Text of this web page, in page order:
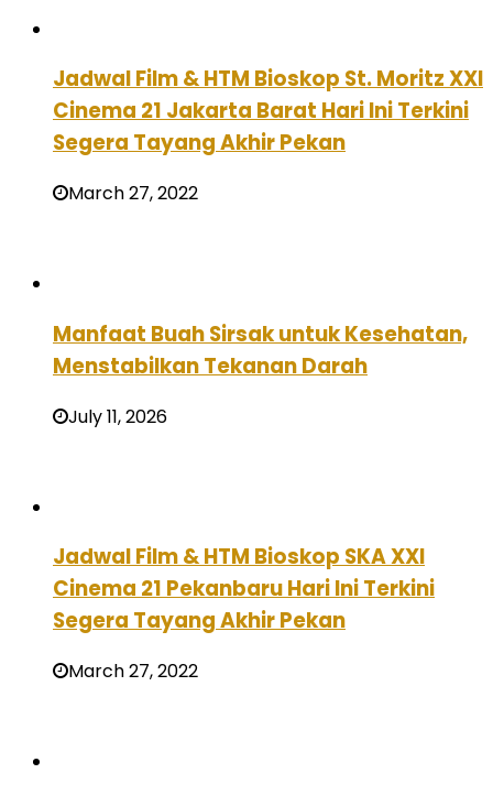
Jadwal Film & HTM Bioskop St. Moritz XXI
Cinema 21 Jakarta Barat Hari Ini Terkini
Segera Tayang Akhir Pekan
March 27, 2022
Manfaat Buah Sirsak untuk Kesehatan,
Menstabilkan Tekanan Darah
July 11, 2026
Jadwal Film & HTM Bioskop SKA XXI
Cinema 21 Pekanbaru Hari Ini Terkini
Segera Tayang Akhir Pekan
March 27, 2022